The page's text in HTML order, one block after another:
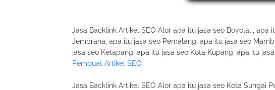
Jasa Backlink Artikel SEO Alor apa itu jasa seo Boyolali, apa
Jembrana, apa itu jasa seo Pemalang, apa itu jasa seo
jasa seo Ketapang, apa itu jasa seo Kota Kupang, apa itu
Pembuat Artikel SEO
Jasa Backlink Artikel SEO Alor apa itu jasa seo Kota Sungai